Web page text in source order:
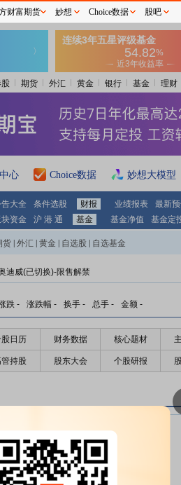
期货 外汇 黄金 银行 基金 理财
心 Choice数据 妙想大模型
大全 条件选股 财报 业绩报表 最新
资金 沪 港 通 基金 基金净值 基金定
货 外汇 黄金 自选股 自选基金
迪威(已切换)-限售解禁
跌 - 涨跌幅 - 换手 - 总手 - 金额 -
日历 财务数据 核心题材
持股 股东大会 个股研报
财富期货 妙想 Choice数据 股吧